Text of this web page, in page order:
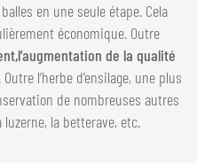
en une seule étape. Cela
économique. Outre
l’augmentation de la qualité
l’herbe d’ensilage, une plus
de nombreuses autres
luzerne, la betterave, etc.